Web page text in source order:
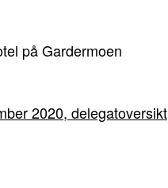
på Gardermoen
2020, delegatoversikt